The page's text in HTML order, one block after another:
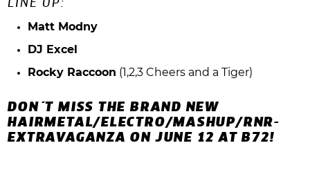
LINE UP:
Matt Modny
DJ Excel
Rocky Raccoon (1,2,3 Cheers and a Tiger)
DON´T MISS THE BRAND NEW
HAIRMETAL/ELECTRO/MASHUP/RNR-
EXTRAVAGANZA ON JUNE 12 AT B72!